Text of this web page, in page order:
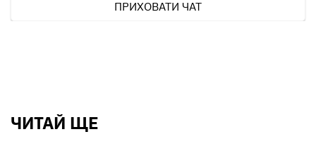
ПРИХОВАТИ ЧАТ
ЧИТАЙ ЩЕ